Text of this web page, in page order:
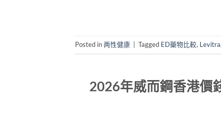
Posted in两性健康 Tagged ED藥物比較, Levitra,
2026年威而鋼香港價